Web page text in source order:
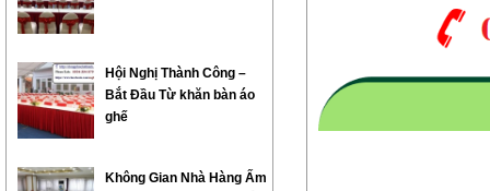
Hội Nghị Thành Công –
Bắt Đầu Từ khăn bàn áo
ghế
Không Gian Nhà Hàng Ấm